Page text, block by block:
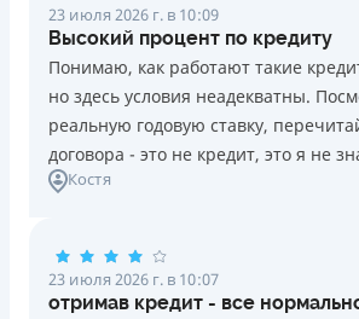
23 июля 2026 г. в 10:09
Высокий процент по кредиту
Понимаю, как работают такие
но здесь условия неадекватны.
реальную годовую ставку,
договора - это не кредит, это я не
Костя
23 июля 2026 г. в 10:07
отримав кредит - все